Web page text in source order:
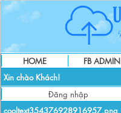
HOME FB ADMIN
Xin chào Khách!
Đăng nhập
cooltext354376928916957.png